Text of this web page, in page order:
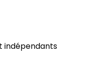
indépendants